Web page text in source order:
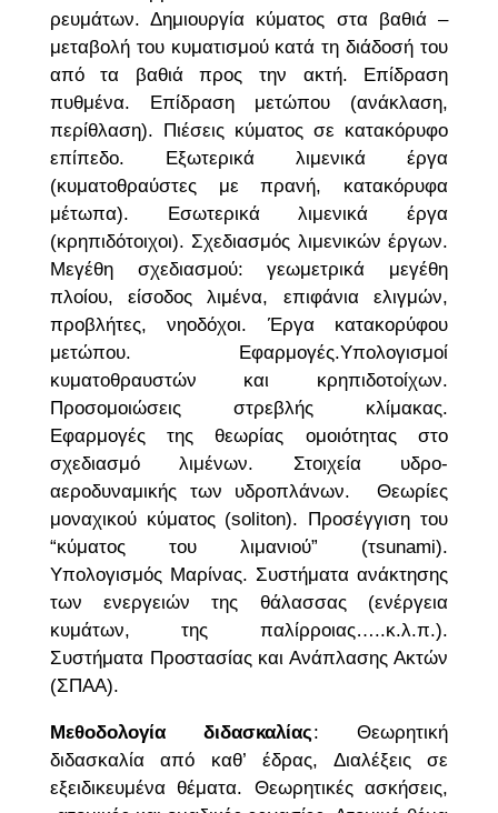
ρευμάτων. Δημιουργία κύματος στα βαθιά –
μεταβολή του κυματισμού κατά τη διάδοσή του
από τα βαθιά προς την ακτή. Επίδραση
πυθμένα. Επίδραση μετώπου (ανάκλαση,
περίθλαση). Πιέσεις κύματος σε κατακόρυφο
επίπεδο. Εξωτερικά λιμενικά έργα
(κυματοθραύστες με πρανή, κατακόρυφα
μέτωπα). Εσωτερικά λιμενικά έργα
(κρηπιδότοιχοι). Σχεδιασμός λιμενικών έργων.
Μεγέθη σχεδιασμού: γεωμετρικά μεγέθη
πλοίου, είσοδος λιμένα, επιφάνια ελιγμών,
προβλήτες, νηοδόχοι. Έργα κατακορύφου
μετώπου. Εφαρμογές.Υπολογισμοί
κυματοθραυστών και κρηπιδοτοίχων.
Προσομοιώσεις στρεβλής κλίμακας.
Εφαρμογές της θεωρίας ομοιότητας στο
σχεδιασμό λιμένων. Στοιχεία υδρο-
αεροδυναμικής των υδροπλάνων. Θεωρίες
μοναχικού κύματος (soliton). Προσέγγιση του
“κύματος του λιμανιού” (τsunami).
Υπολογισμός Μαρίνας. Συστήματα ανάκτησης
των ενεργειών της θάλασσας (ενέργεια
κυμάτων, της παλίρροιας…..κ.λ.π.).
Συστήματα Προστασίας και Ανάπλασης Ακτών
(ΣΠΑΑ).
Μεθοδολογία διδασκαλίας: Θεωρητική
διδασκαλία από καθ’ έδρας, Διαλέξεις σε
εξειδικευμένα θέματα. Θεωρητικές ασκήσεις,